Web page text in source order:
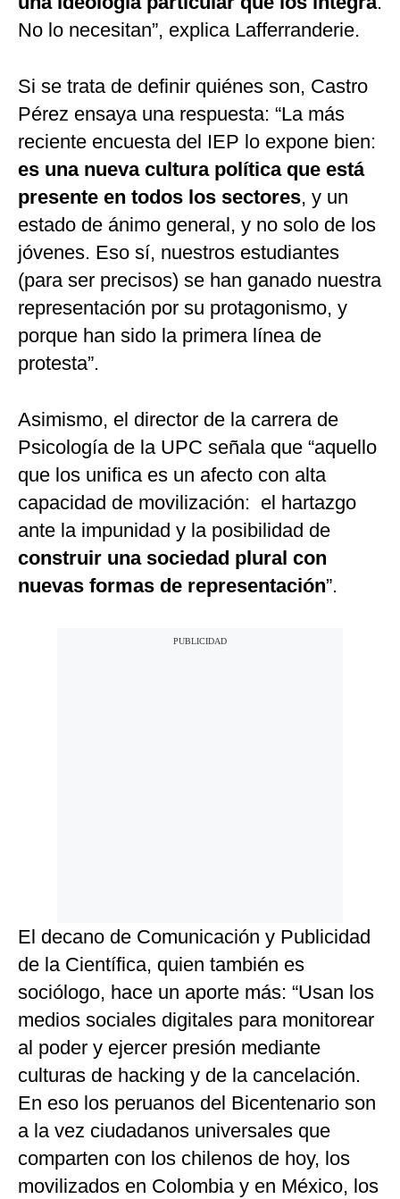
No lo necesitan”, explica Lafferranderie.
Si se trata de definir quiénes son, Castro
Pérez ensaya una respuesta: “La más
reciente encuesta del IEP lo expone bien:
es una nueva cultura política que está
presente en todos los sectores, y un
estado de ánimo general, y no solo de los
jóvenes. Eso sí, nuestros estudiantes
(para ser precisos) se han ganado nuestra
representación por su protagonismo, y
porque han sido la primera línea de
protesta”.
Asimismo, el director de la carrera de
Psicología de la UPC señala que “aquello
que los unifica es un afecto con alta
capacidad de movilización: el hartazgo
ante la impunidad y la posibilidad de
construir una sociedad plural con
nuevas formas de representación”.
El decano de Comunicación y Publicidad
de la Científica, quien también es
sociólogo, hace un aporte más: “Usan los
medios sociales digitales para monitorear
al poder y ejercer presión mediante
culturas de hacking y de la cancelación.
En eso los peruanos del Bicentenario son
a la vez ciudadanos universales que
comparten con los chilenos de hoy, los
movilizados en Colombia y en México, los